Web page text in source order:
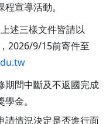
程宣導活動。
述三樣文件皆請以
2026/9/15前寄件至
期間中斷及不返國完成
金。
請情況決定是否進行面